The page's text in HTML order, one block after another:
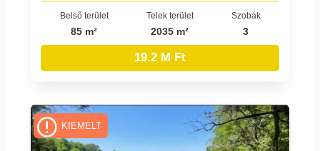
Belső terület
85 m²
Telek terület
2035 m²
Szobák
3
19.2 M Ft
KIEMELT